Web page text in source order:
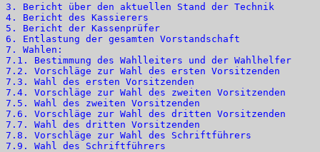
3. Bericht über den aktuellen Stand der Technik
4. Bericht des Kassierers
5. Bericht der Kassenprüfer
6. Entlastung der gesamten Vorstandschaft
7. Wahlen:
7.1. Bestimmung des Wahlleiters und der Wahlhelfer
7.2. Vorschläge zur Wahl des ersten Vorsitzenden
7.3. Wahl des ersten Vorsitzenden
7.4. Vorschläge zur Wahl des zweiten Vorsitzenden
7.5. Wahl des zweiten Vorsitzenden
7.6. Vorschläge zur Wahl des dritten Vorsitzenden
7.7. Wahl des dritten Vorsitzenden
7.8. Vorschläge zur Wahl des Schriftführers
7.9. Wahl des Schriftführers